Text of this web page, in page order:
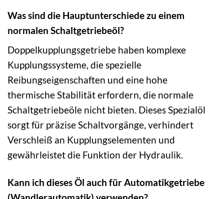
Was sind die Hauptunterschiede zu einem
normalen Schaltgetriebeöl?
Doppelkupplungsgetriebe haben komplexe
Kupplungssysteme, die spezielle
Reibungseigenschaften und eine hohe
thermische Stabilität erfordern, die normale
Schaltgetriebeöle nicht bieten. Dieses Spezialöl
sorgt für präzise Schaltvorgänge, verhindert
Verschleiß an Kupplungselementen und
gewährleistet die Funktion der Hydraulik.
Kann ich dieses Öl auch für Automatikgetriebe